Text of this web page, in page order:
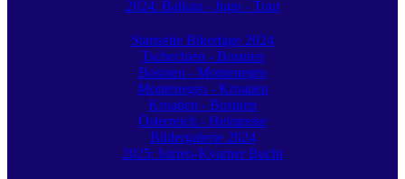
2024: Balkan - Jugo - Tour
Startseite Bikertage 2024
Tschechien - Bosnien
Bosnien - Montenegro
Montenegro - Kroatien
Kroatien - Bosnien
Österreich - Heimreise
Bildergalerie 2024
2025: Istrien-Kvarner Bucht